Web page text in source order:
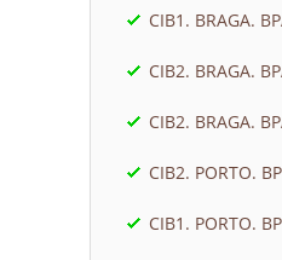
CIB1. BRAGA.
CIB2. BRAGA.
CIB2. BRAGA.
CIB2. PORTO.
CIB1. PORTO.